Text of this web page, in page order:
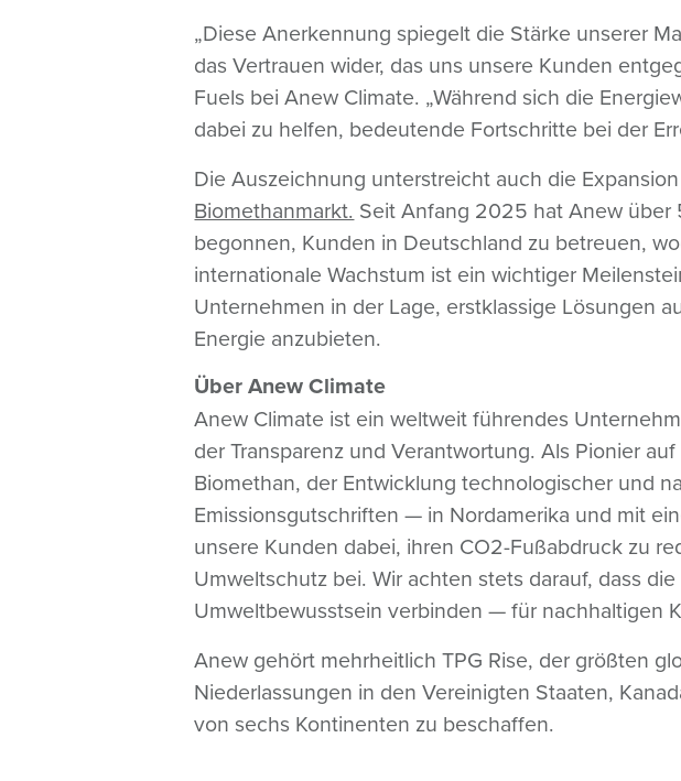
„Diese Anerkennung spiegelt die Stärke unserer
das Vertrauen wider, das uns unsere Kunden
Fuels bei Anew Climate. „Während sich die
dabei zu helfen, bedeutende Fortschritte bei der
Die Auszeichnung unterstreicht auch die
Biomethanmarkt. Seit Anfang 2025 hat Anew über
begonnen, Kunden in Deutschland zu betreuen,
internationale Wachstum ist ein wichtiger
Unternehmen in der Lage, erstklassige Lösungen
Energie anzubieten.
Über Anew Climate
Anew Climate ist ein weltweit führendes
der Transparenz und Verantwortung. Als Pionier
Biomethan, der Entwicklung technologischer und
Emissionsgutschriften — in Nordamerika und mit
unsere Kunden dabei, ihren CO2-Fußabdruck zu
Umweltschutz bei. Wir achten stets darauf, dass
Umweltbewusstsein verbinden — für nachhaltigen
Anew gehört mehrheitlich TPG Rise, der größten
Niederlassungen in den Vereinigten Staaten,
von sechs Kontinenten zu beschaffen.